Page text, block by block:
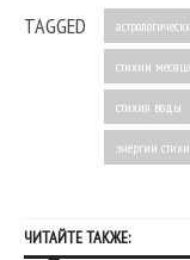
TAGGED
стихии месяца
стихия воды
энергии
ЧИТАЙТЕ ТАКЖЕ: